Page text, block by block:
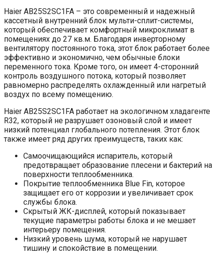
Haier AB25S2SC1FA – это современный и надежный
кассетный внутренний блок мульти-сплит-системы,
который обеспечивает комфортный микроклимат в
помещениях до 27 кв.м. Благодаря инверторному
вентилятору постоянного тока, этот блок работает более
эффективно и экономично, чем обычные блоки
переменного тока. Кроме того, он имеет 4-сторонний
контроль воздушного потока, который позволяет
равномерно распределять охлажденный или нагретый
воздух по всему помещению.
Haier AB25S2SC1FA работает на экологичном хладагенте
R32, который не разрушает озоновый слой и имеет
низкий потенциал глобального потепления. Этот блок
также имеет ряд других преимуществ, таких как:
Самоочищающийся испаритель, который
предотвращает образование плесени и бактерий на
поверхности теплообменника.
Покрытие теплообменника Blue Fin, которое
защищает его от коррозии и увеличивает срок
службы блока.
Скрытый ЖК-дисплей, который показывает
текущие параметры работы блока и не мешает
интерьеру помещения.
Низкий уровень шума, который не нарушает
тишину и спокойствие в помещении.